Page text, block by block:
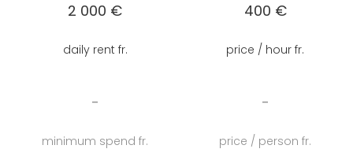
hieronta- ja muita hyvinvointi­palveluita, lapsiparkki
sekä viihtyisät tilat niin pieniin kuin suuriinkin
kohtaamisiin.
messuihin, yritystapahtumiin ja konsertteihin. Hallista
löytyy äänentoisto. Tilaan mahtuu noin 100 katsojaa
2 000 €
daily rent fr.
400 €
price / hour fr.
-
minimum spend fr.
-
price / person fr.